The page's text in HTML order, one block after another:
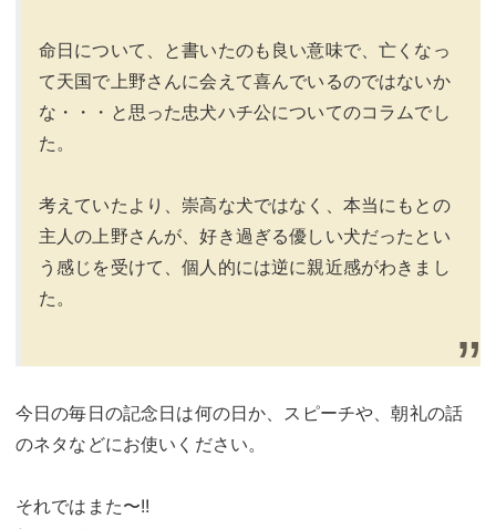
命日について、と書いたのも良い意味で、亡くなっ
て天国で上野さんに会えて喜んでいるのではないか
な・・・と思った忠犬ハチ公についてのコラムでし
た。
考えていたより、崇高な犬ではなく、本当にもとの
主人の上野さんが、好き過ぎる優しい犬だったとい
う感じを受けて、個人的には逆に親近感がわきまし
た。
今日の毎日の記念日は何の日か、スピーチや、朝礼の話
のネタなどにお使いください。
それではまた〜!!